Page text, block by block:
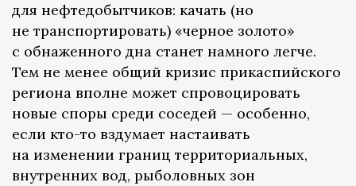
для нефтедобытчиков: качать (но
не транспортировать) «черное золото»
с обнаженного дна станет намного легче.
Тем не менее общий кризис прикаспийского
региона вполне может спровоцировать
новые споры среди соседей — особенно,
если кто-то вздумает настаивать
на изменении границ территориальных,
внутренних вод, рыболовных зон